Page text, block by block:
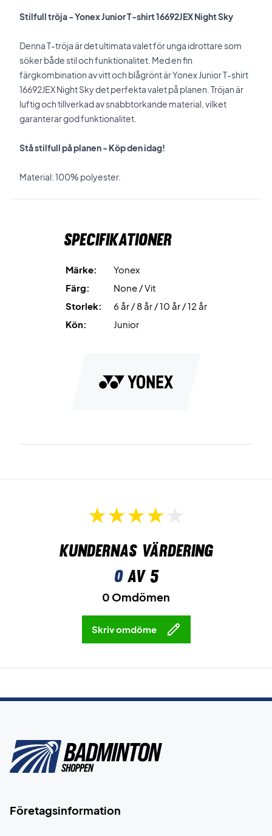
Stilfull tröja - Yonex Junior T-shirt 16692JEX Night Sky
Denna T-tröja är det ultimata valet för unga idrottare som
söker både stil och funktionalitet. Med en fin
färgkombination av vitt och blågrönt är Yonex Junior T-shirt
16692JEX Night Sky det perfekta valet på planen. Tröjan är
luftig och tillverkad av snabbtorkande material, vilket
garanterar god funktionalitet.
Stå stilfull på planen - Köp den idag!
Material: 100% polyester.
Specifikationer
Märke:
Yonex
Färg:
None / Vit
Storlek:
6 år / 8 år / 10 år / 12 år
Kön:
Junior
Kundernas värdering
0av 5
0 Omdömen
Skriv omdöme
Företagsinformation